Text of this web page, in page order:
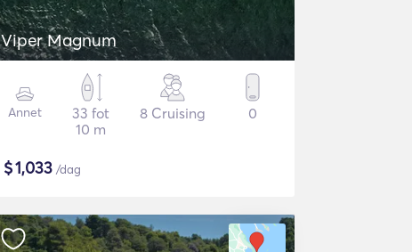
Viper Magnum
Annet
33 fot
10 m
8 Cruising 0
$1,033 /dag